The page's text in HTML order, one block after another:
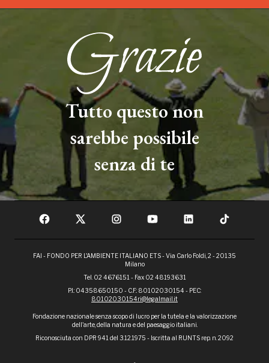
Tutto questo non
sarebbe possibile
senza di te
FAI - FONDO PER L'AMBIENTE ITALIANO ETS - Via Carlo Foldi, 2 - 20135
Milano
Tel. 02 4676151 - Fax 02 48193631
P.I.: 04358650150 - C.F.: 80102030154 - PEC:
80102030154ri@legalmail.it
Fondazione nazionale senza scopo di lucro per la tutela e la valorizzazione
dell'arte, della natura e del paesaggio italiani.
Riconosciuta con DPR 941 del 3.12.1975 - Iscritta al RUNTS rep. n. 2092